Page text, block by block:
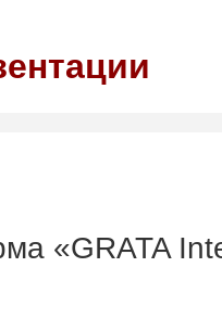
«GRATA